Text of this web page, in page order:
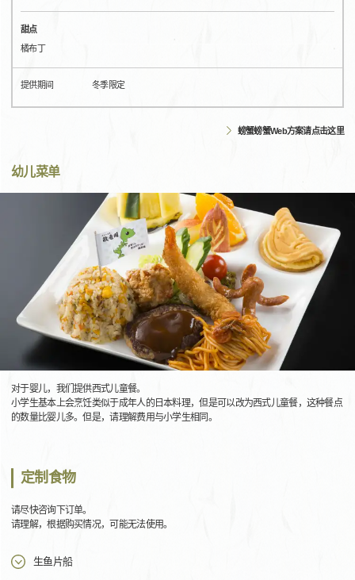
甜点
橘布丁
提供期间 冬季限定
螃蟹螃蟹Web方案请点击这里
幼儿菜单
对于婴儿，我们提供西式儿童餐。
小学生基本上会烹饪类似于成年人的日本料理，但是可以改为西式儿童餐，这种餐点
的数量比婴儿多。但是，请理解费用与小学生相同。
定制食物
请尽快咨询下订单。
请理解，根据购买情况，可能无法使用。
生鱼片船